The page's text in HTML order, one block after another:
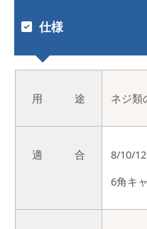
仕様
用 途 ネジ類
適 合
8/10/
6角キ